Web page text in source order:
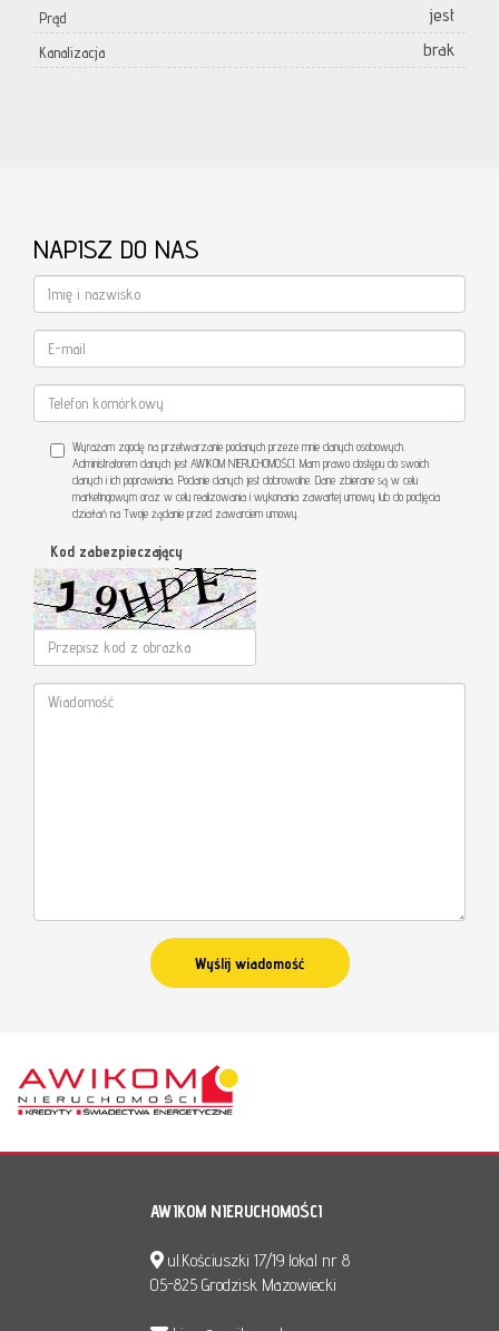
Prąd jest
Kanalizacja brak
NAPISZ DO NAS
Wyrażam zgodę na przetwarzanie podanych przeze mnie danych osobowych.
Administratorem danych jest AWIKOM NIERUCHOMOŚCI. Mam prawo dostępu do swoich
danych i ich poprawiania. Podanie danych jest dobrowolne. Dane zbierane są w celu
marketingowym oraz w celu realizowania i wykonania zawartej umowy lub do podjęcia
działań na Twoje żądanie przed zawarciem umowy.
Kod zabezpieczający
AWIKOM NIERUCHOMOŚCI
ul.Kościuszki 17/19 lokal nr 8
05-825 Grodzisk Mazowiecki